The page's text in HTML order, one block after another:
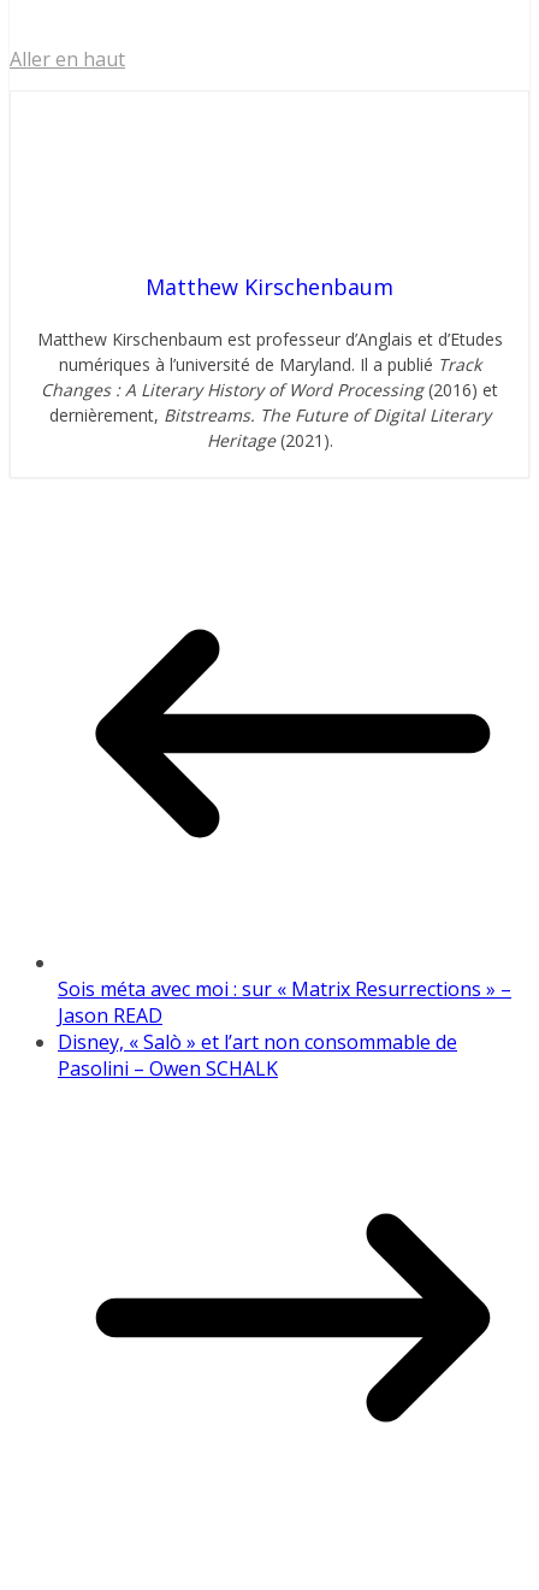
Aller en haut
Matthew Kirschenbaum
Matthew Kirschenbaum est professeur d’Anglais et d’Etudes
numériques à l’université de Maryland. Il a publié Track
Changes : A Literary History of Word Processing(2016) et
dernièrement, Bitstreams. The Future of Digital Literary
Heritage(2021).
Sois méta avec moi : sur « Matrix Resurrections » –
Jason READ
Disney, « Salò » et l’art non consommable de
Pasolini – Owen SCHALK